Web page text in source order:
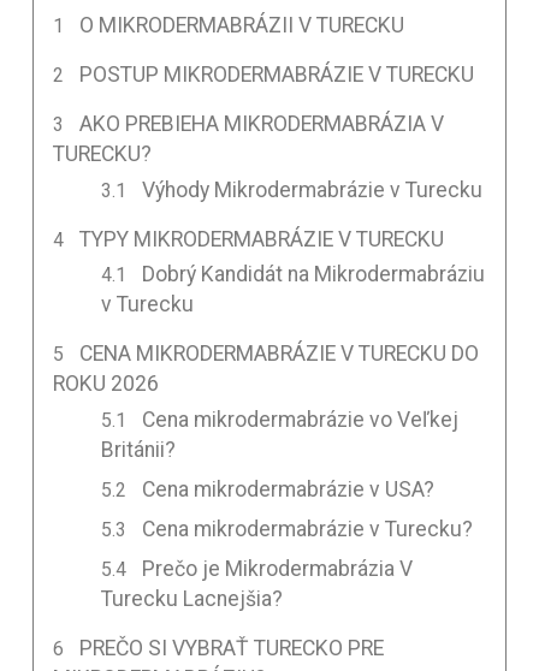
O MIKRODERMABRÁZII V TURECKU
POSTUP MIKRODERMABRÁZIE V TURECKU
AKO PREBIEHA MIKRODERMABRÁZIA V
TURECKU?
Výhody Mikrodermabrázie v Turecku
TYPY MIKRODERMABRÁZIE V TURECKU
Dobrý Kandidát na Mikrodermabráziu
v Turecku
CENA MIKRODERMABRÁZIE V TURECKU DO
ROKU 2026
Cena mikrodermabrázie vo Veľkej
Británii?
Cena mikrodermabrázie v USA?
Cena mikrodermabrázie v Turecku?
Prečo je Mikrodermabrázia V
Turecku Lacnejšia?
PREČO SI VYBRAŤ TURECKO PRE